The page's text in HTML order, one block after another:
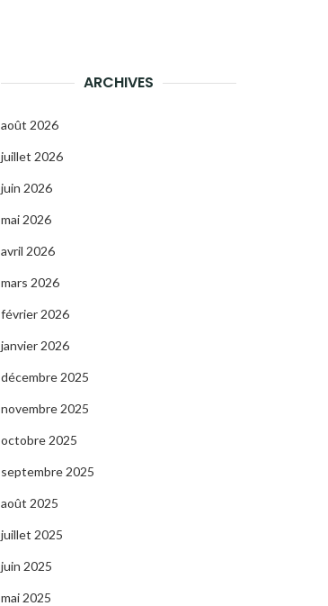
ARCHIVES
août 2026
juillet 2026
juin 2026
mai 2026
avril 2026
mars 2026
février 2026
janvier 2026
décembre 2025
novembre 2025
octobre 2025
septembre 2025
août 2025
juillet 2025
juin 2025
mai 2025